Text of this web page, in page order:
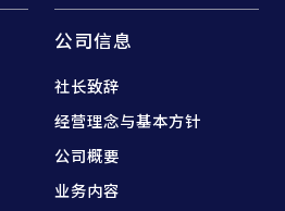
公司信息
社长致辞
经营理念与基本方针
公司概要
业务内容